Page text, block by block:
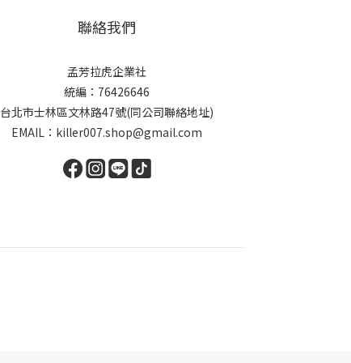
聯絡我們
孟芳拉虎企業社
統編：76426646
台北市士林區文林路47號(同公司聯絡地址)
EMAIL：killer007.shop@gmail.com